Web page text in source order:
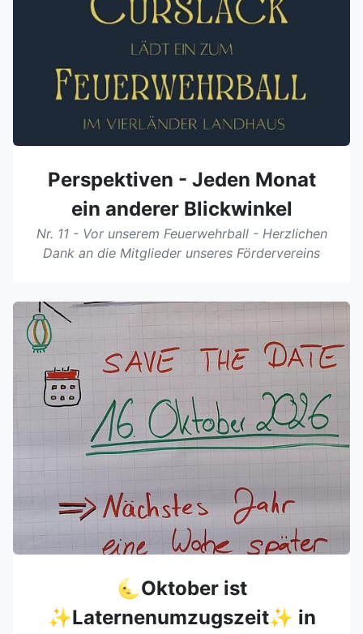
Perspektiven - Jeden Monat
ein anderer Blickwinkel
Nr. 11 - Vor unserem Feuerwehrball - Herzlichen
Dank an die Mitglieder unseres Fördervereins
🌜Oktober ist
✨Laternenumzugszeit✨ in